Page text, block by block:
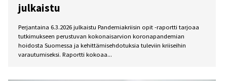
julkaistu
Perjantaina 6.3.2026 julkaistu Pandemiakriisin opit -raportti tarjoaa
tutkimukseen perustuvan kokonaisarvion koronapandemian
hoidosta Suomessa ja kehittämisehdotuksia tuleviin kriiseihin
varautumiseksi. Raportti kokoaa...